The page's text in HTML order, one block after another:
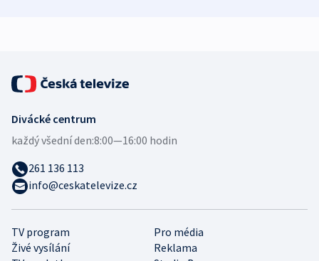
TV program
Pro média
Živé vysílání
Reklama
Divácké centrum
každý všední den:8:00—16:00 hodin
261 136 113
info@ceskatelevize.cz